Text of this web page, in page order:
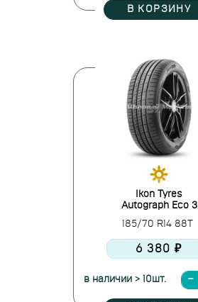
В КОРЗИНУ
Ikon Tyres
Autograph Eco 3
185/70 R14 88T
6 380 ₽
в наличии > 10шт.